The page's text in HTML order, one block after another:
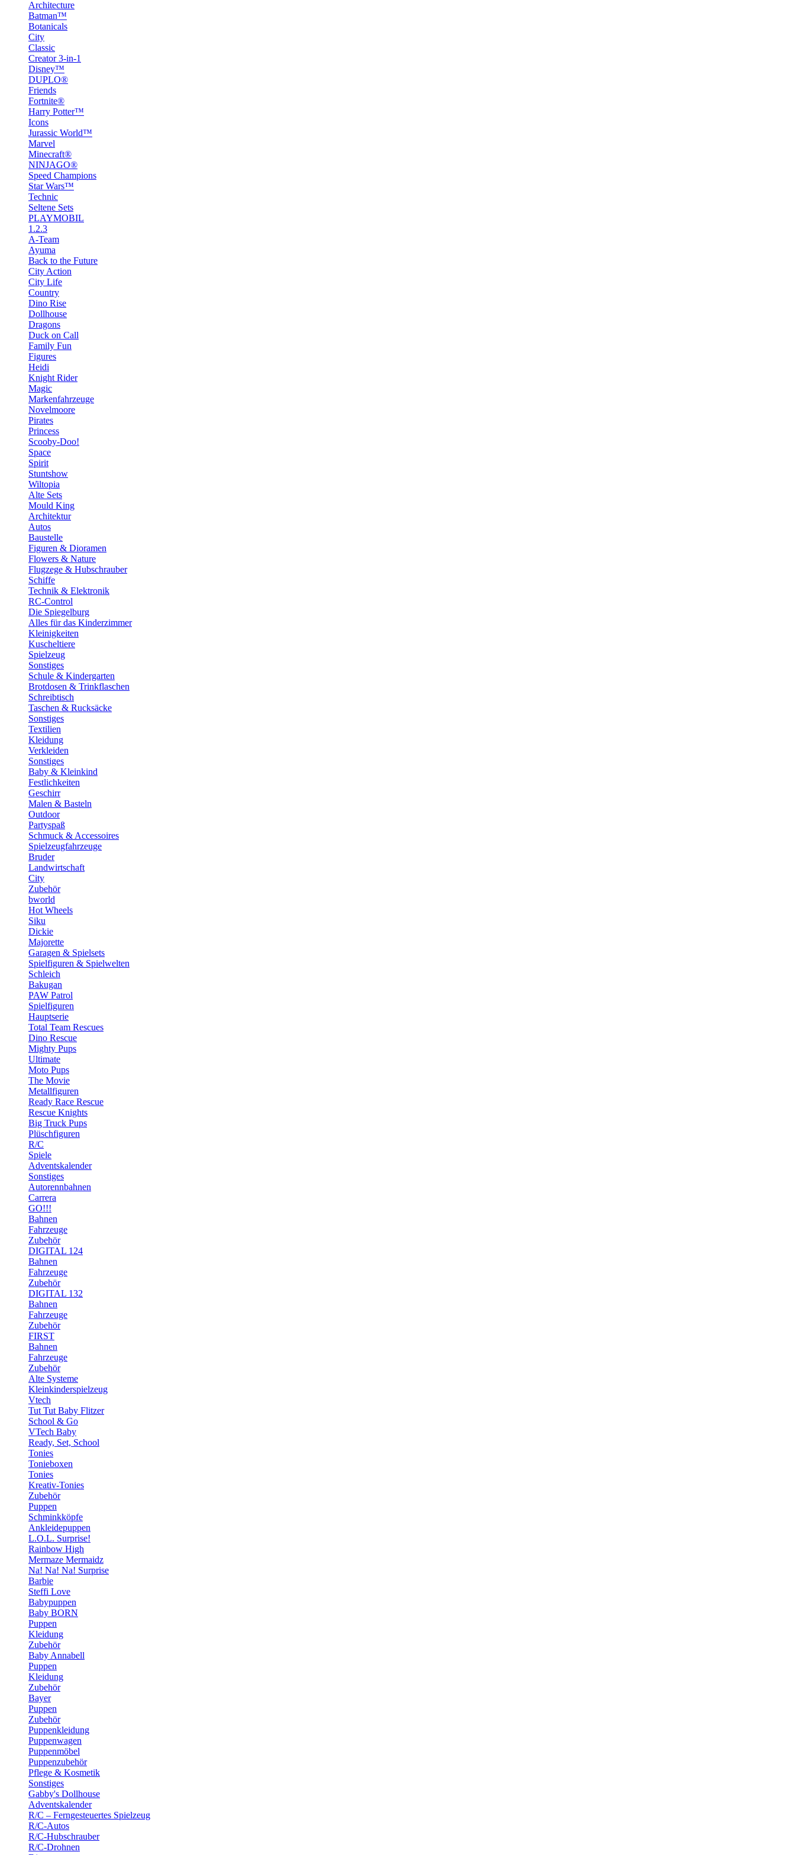
Architecture
Batman™
Botanicals
City
Classic
Creator 3-in-1
Disney™
DUPLO®
Friends
Fortnite®
Harry Potter™
Icons
Jurassic World™
Marvel
Minecraft®
NINJAGO®
Speed Champions
Star Wars™
Technic
Seltene Sets
PLAYMOBIL
1.2.3
A-Team
Ayuma
Back to the Future
City Action
City Life
Country
Dino Rise
Dollhouse
Dragons
Duck on Call
Family Fun
Figures
Heidi
Knight Rider
Magic
Markenfahrzeuge
Novelmoore
Pirates
Princess
Scooby-Doo!
Space
Spirit
Stuntshow
Wiltopia
Alte Sets
Mould King
Architektur
Autos
Baustelle
Figuren & Dioramen
Flowers & Nature
Flugzege & Hubschrauber
Schiffe
Technik & Elektronik
RC-Control
Die Spiegelburg
Alles für das Kinderzimmer
Kleinigkeiten
Kuscheltiere
Spielzeug
Sonstiges
Schule & Kindergarten
Brotdosen & Trinkflaschen
Schreibtisch
Taschen & Rucksäcke
Sonstiges
Textilien
Kleidung
Verkleiden
Sonstiges
Baby & Kleinkind
Festlichkeiten
Geschirr
Malen & Basteln
Outdoor
Partyspaß
Schmuck & Accessoires
Spielzeugfahrzeuge
Bruder
Landwirtschaft
City
Zubehör
bworld
Hot Wheels
Siku
Dickie
Majorette
Garagen & Spielsets
Spielfiguren & Spielwelten
Schleich
Bakugan
PAW Patrol
Spielfiguren
Hauptserie
Total Team Rescues
Dino Rescue
Mighty Pups
Ultimate
Moto Pups
The Movie
Metallfiguren
Ready Race Rescue
Rescue Knights
Big Truck Pups
Plüschfiguren
R/C
Spiele
Adventskalender
Sonstiges
Autorennbahnen
Carrera
GO!!!
Bahnen
Fahrzeuge
Zubehör
DIGITAL 124
Bahnen
Fahrzeuge
Zubehör
DIGITAL 132
Bahnen
Fahrzeuge
Zubehör
FIRST
Bahnen
Fahrzeuge
Zubehör
Alte Systeme
Kleinkinderspielzeug
Vtech
Tut Tut Baby Flitzer
School & Go
VTech Baby
Ready, Set, School
Tonies
Tonieboxen
Tonies
Kreativ-Tonies
Zubehör
Puppen
Schminkköpfe
Ankleidepuppen
L.O.L. Surprise!
Rainbow High
Mermaze Mermaidz
Na! Na! Na! Surprise
Barbie
Steffi Love
Babypuppen
Baby BORN
Puppen
Kleidung
Zubehör
Baby Annabell
Puppen
Kleidung
Zubehör
Bayer
Puppen
Zubehör
Puppenkleidung
Puppenwagen
Puppenmöbel
Puppenzubehör
Pflege & Kosmetik
Sonstiges
Gabby's Dollhouse
Adventskalender
R/C – Ferngesteuertes Spielzeug
R/C-Autos
R/C-Hubschrauber
R/C-Drohnen